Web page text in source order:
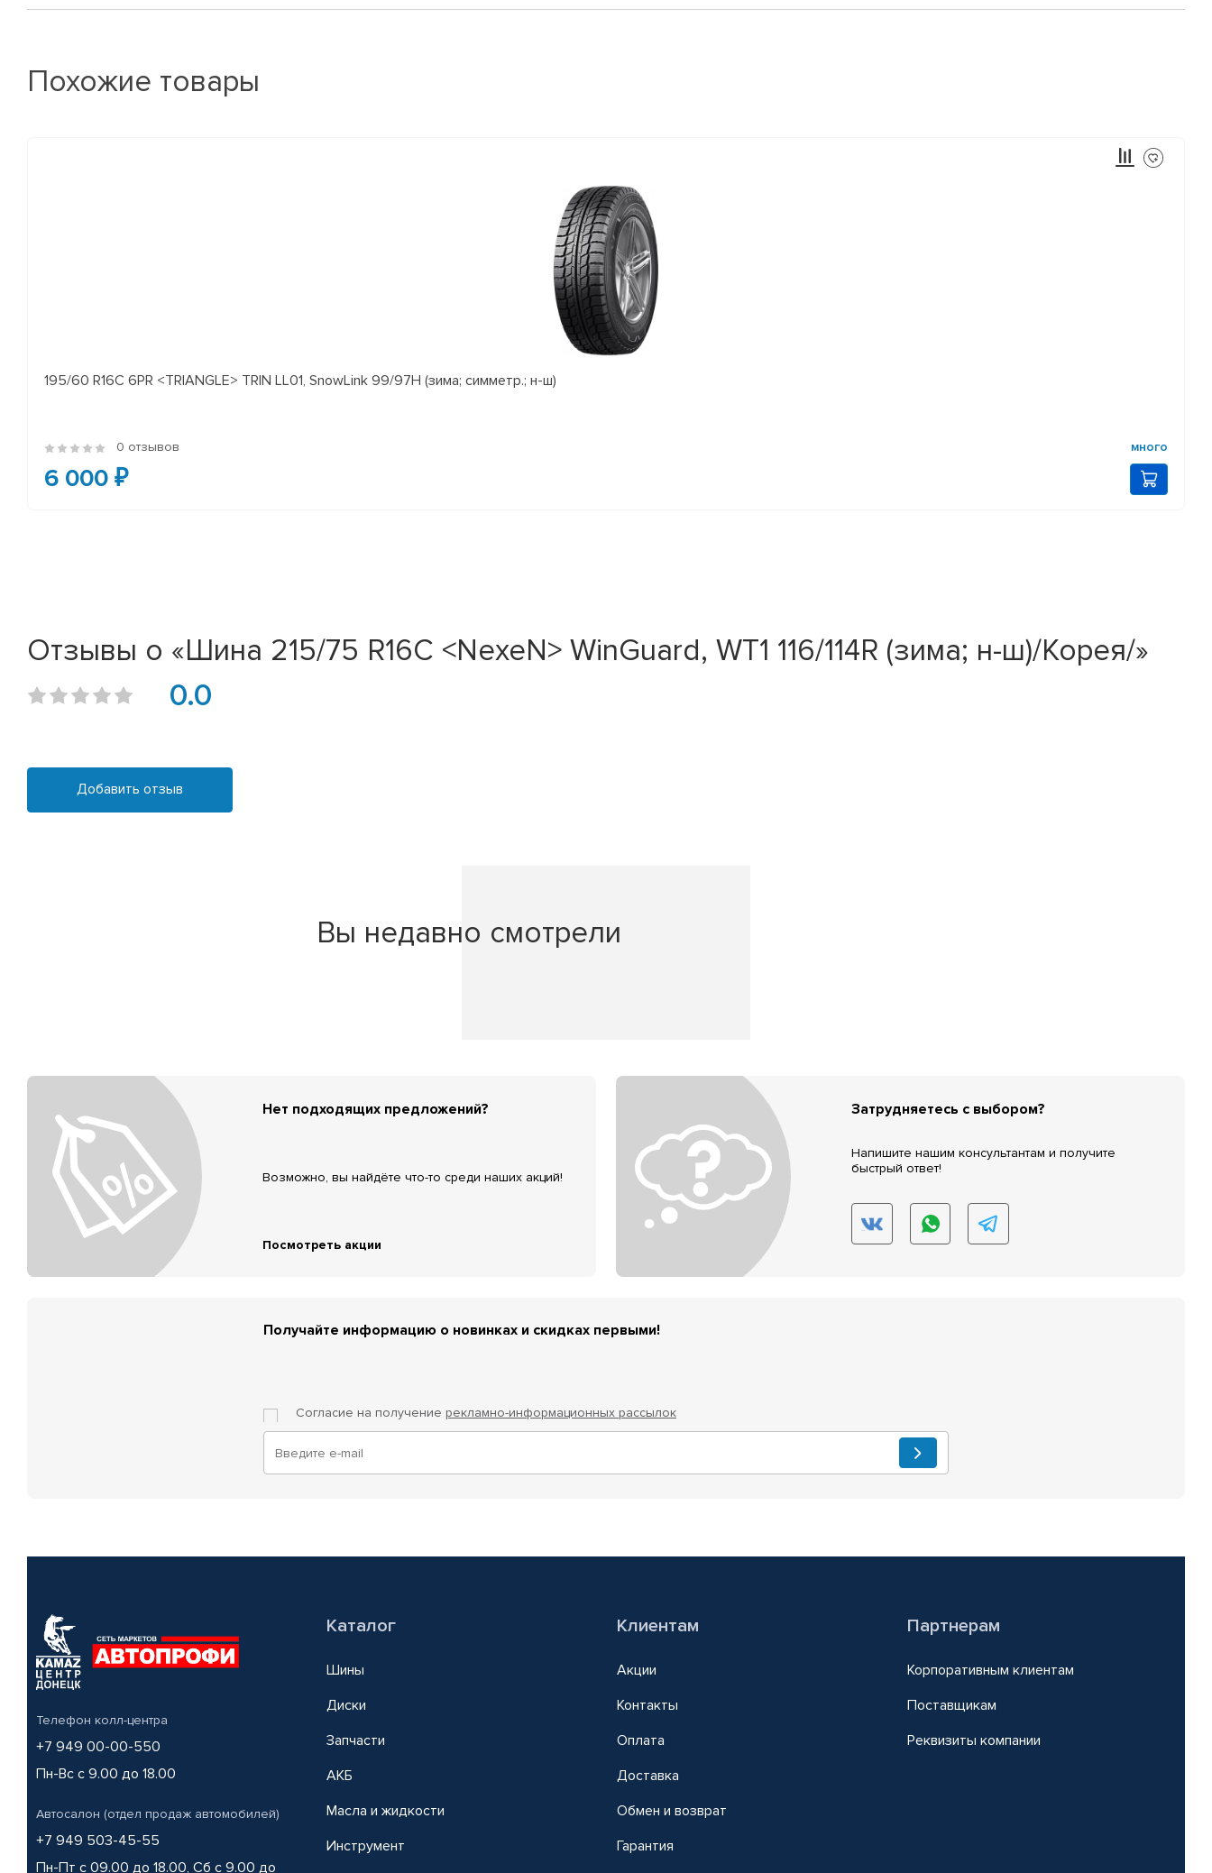
Похожие товары
195/60 R16C 6PR <TRIANGLE> TRIN LL01, SnowLink 99/97H (зима; симметр.; н-ш)
0 отзывов много
6 000 ₽
Отзывы о «Шина 215/75 R16C <NexeN> WinGuard, WT1 116/114R (зима; н-ш)/Корея/»
0.0
Добавить отзыв
Вы недавно смотрели
Нет подходящих предложений?
Возможно, вы найдёте что-то среди наших акций!
Посмотреть акции
Затрудняетесь с выбором?
Напишите нашим консультантам и получите
быстрый ответ!
Получайте информацию о новинках и скидках первыми!
Согласие на получение рекламно-информационных рассылок
Телефон колл-центра
+7 949 00-00-550
Пн-Вс с 9.00 до 18.00
Автосалон (отдел продаж автомобилей)
+7 949 503-45-55
Пн-Пт с 09.00 до 18.00, Сб с 9.00 до
Каталог
Шины
Диски
Запчасти
АКБ
Масла и жидкости
Инструмент
Клиентам
Акции
Контакты
Оплата
Доставка
Обмен и возврат
Гарантия
Партнерам
Корпоративным клиентам
Поставщикам
Реквизиты компании